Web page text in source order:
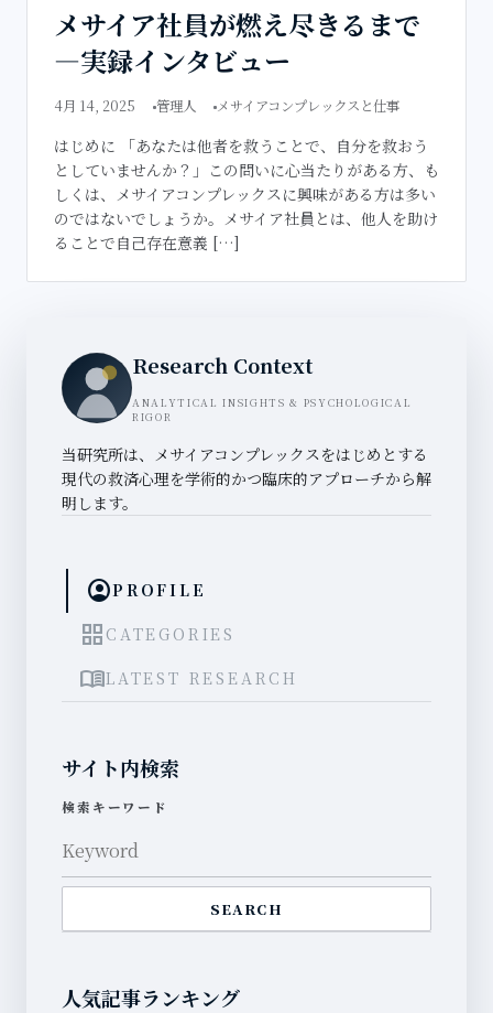
メサイア社員が燃え尽きるまで
―実録インタビュー
4月 14, 2025 管理人 メサイアコンプレックスと仕事
はじめに 「あなたは他者を救うことで、自分を救おう
としていませんか？」この問いに心当たりがある方、も
しくは、メサイアコンプレックスに興味がある方は多い
のではないでしょうか。メサイア社員とは、他人を助け
ることで自己存在意義 […]
Research Context
ANALYTICAL INSIGHTS & PSYCHOLOGICAL
RIGOR
当研究所は、メサイアコンプレックスをはじめとする
現代の救済心理を学術的かつ臨床的アプローチから解
明します。
account_circlePROFILE
grid_view CATEGORIES
menu_bookLATEST RESEARCH
サイト内検索
検索キーワード
SEARCH
人気記事ランキング